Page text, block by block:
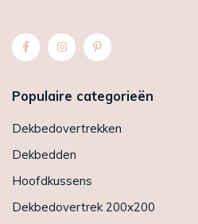
Populaire categorieën
Dekbedovertrekken
Dekbedden
Hoofdkussens
Dekbedovertrek 200x200